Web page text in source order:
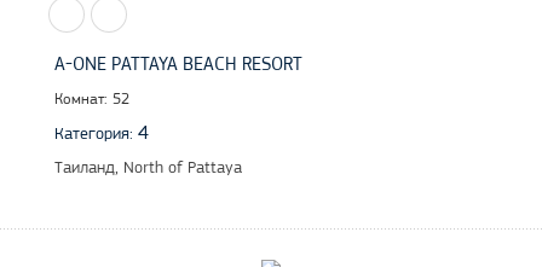
A-ONE PATTAYA BEACH RESORT
Комнат: 52
Категория: 4
Таиланд, North of Pattaya